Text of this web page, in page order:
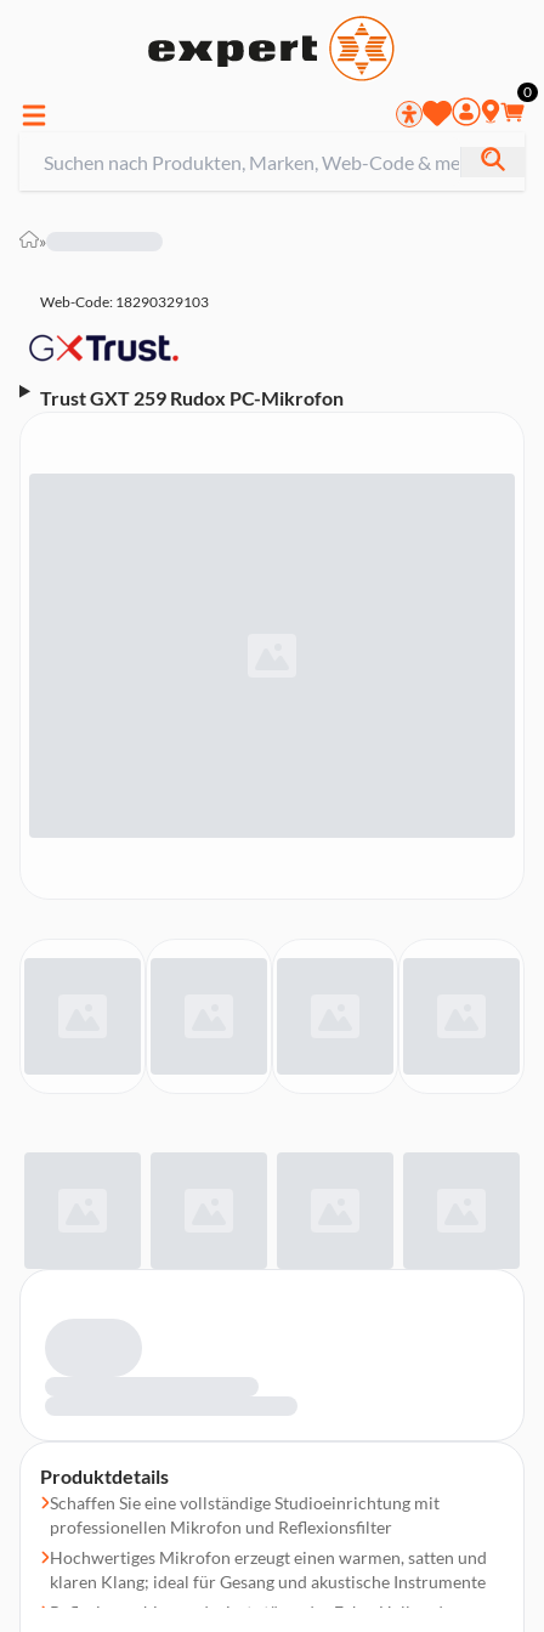
0
»
Web-Code: 18290329103
Trust GXT 259 Rudox PC-Mikrofon
Produktdetails
Schaffen Sie eine vollständige Studioeinrichtung mit
professionellen Mikrofon und Reflexionsfilter
Hochwertiges Mikrofon erzeugt einen warmen, satten und
klaren Klang; ideal für Gesang und akustische Instrumente
Reflexionsschirm reduziert störendes Echo, Hall und